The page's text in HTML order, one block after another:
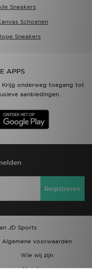
Sneakers
Schoenen
Sneakers
APPS
Krijg onderweg toegang tot
aanbiedingen.
Registreren
JD Sports
Algemene voorwaarden
Wie wij zijn